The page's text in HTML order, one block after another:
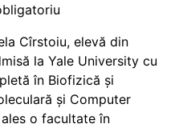
Cîrstoiu, elevă din
la Yale University cu
în Biofizică și
și Computer
o facultate în